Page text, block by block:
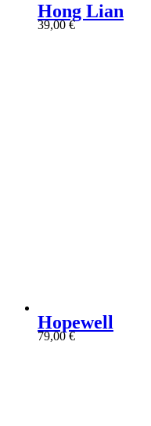
Hong Lian
39,00€
Hopewell
79,00€